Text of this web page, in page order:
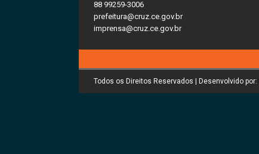
88 99259-3006
prefeitura@cruz.ce.gov.br
imprensa@cruz.ce.gov.br
Todos os Direitos Reservados | Desenvolvido